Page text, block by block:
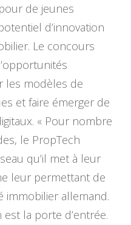
de jeunes
d’innovation
Le concours
les modèles de
et faire émerger de
« Pour nombre
le PropTech
qu’il met à leur
leur permettant de
immobilier allemand.
est la porte d’entrée.